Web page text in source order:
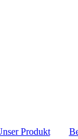
Produkt